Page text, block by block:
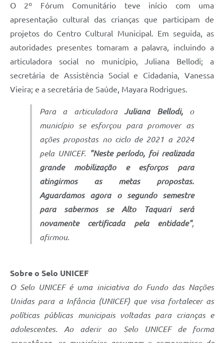
O 2º Fórum Comunitário teve início com uma
apresentação cultural das crianças que participam de
projetos do Centro Cultural Municipal. Em seguida, as
autoridades presentes tomaram a palavra, incluindo a
articuladora social no município, Juliana Bellodi; a
secretária de Assistência Social e Cidadania, Vanessa
Vieira; e a secretária de Saúde, Mayara Rodrigues.
Para a articuladora Juliana Bellodi,o
município se esforçou para promover as
ações propostas no ciclo de 2021 a 2024
pela UNICEF. "Neste período, foi realizada
grande mobilização e esforços para
atingirmos as metas propostas.
Aguardamos agora o segundo semestre
para sabermos se Alto Taquari será
novamente certificada pela entidade",
afirmou.
Sobre o Selo UNICEF
O Selo UNICEF é uma iniciativa do Fundo das Nações
Unidas para a Infância (UNICEF) que visa fortalecer as
políticas públicas municipais voltadas para crianças e
adolescentes. Ao aderir ao Selo UNICEF de forma